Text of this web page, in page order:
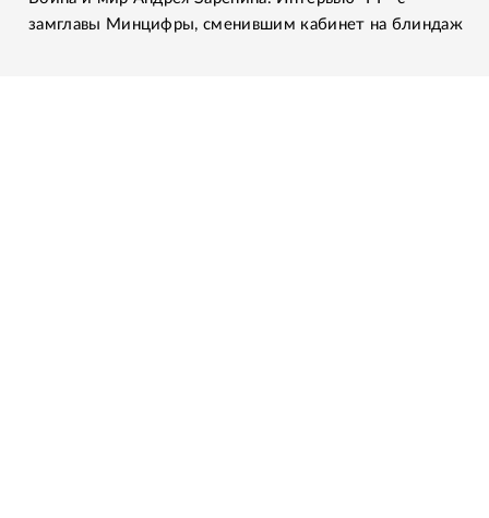
замглавы Минцифры, сменившим кабинет на блиндаж